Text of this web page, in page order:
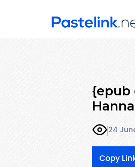
{epub
24
Copy